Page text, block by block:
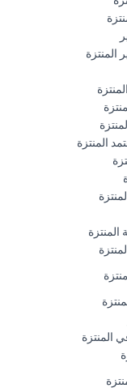
المنتزة
المنتزة
المنتزة
المنتزة